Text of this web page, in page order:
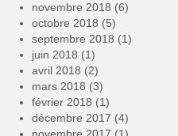
novembre 2018 (6)
octobre 2018 (5)
septembre 2018 (1)
juin 2018 (1)
avril 2018 (2)
mars 2018 (3)
février 2018 (1)
décembre 2017 (4)